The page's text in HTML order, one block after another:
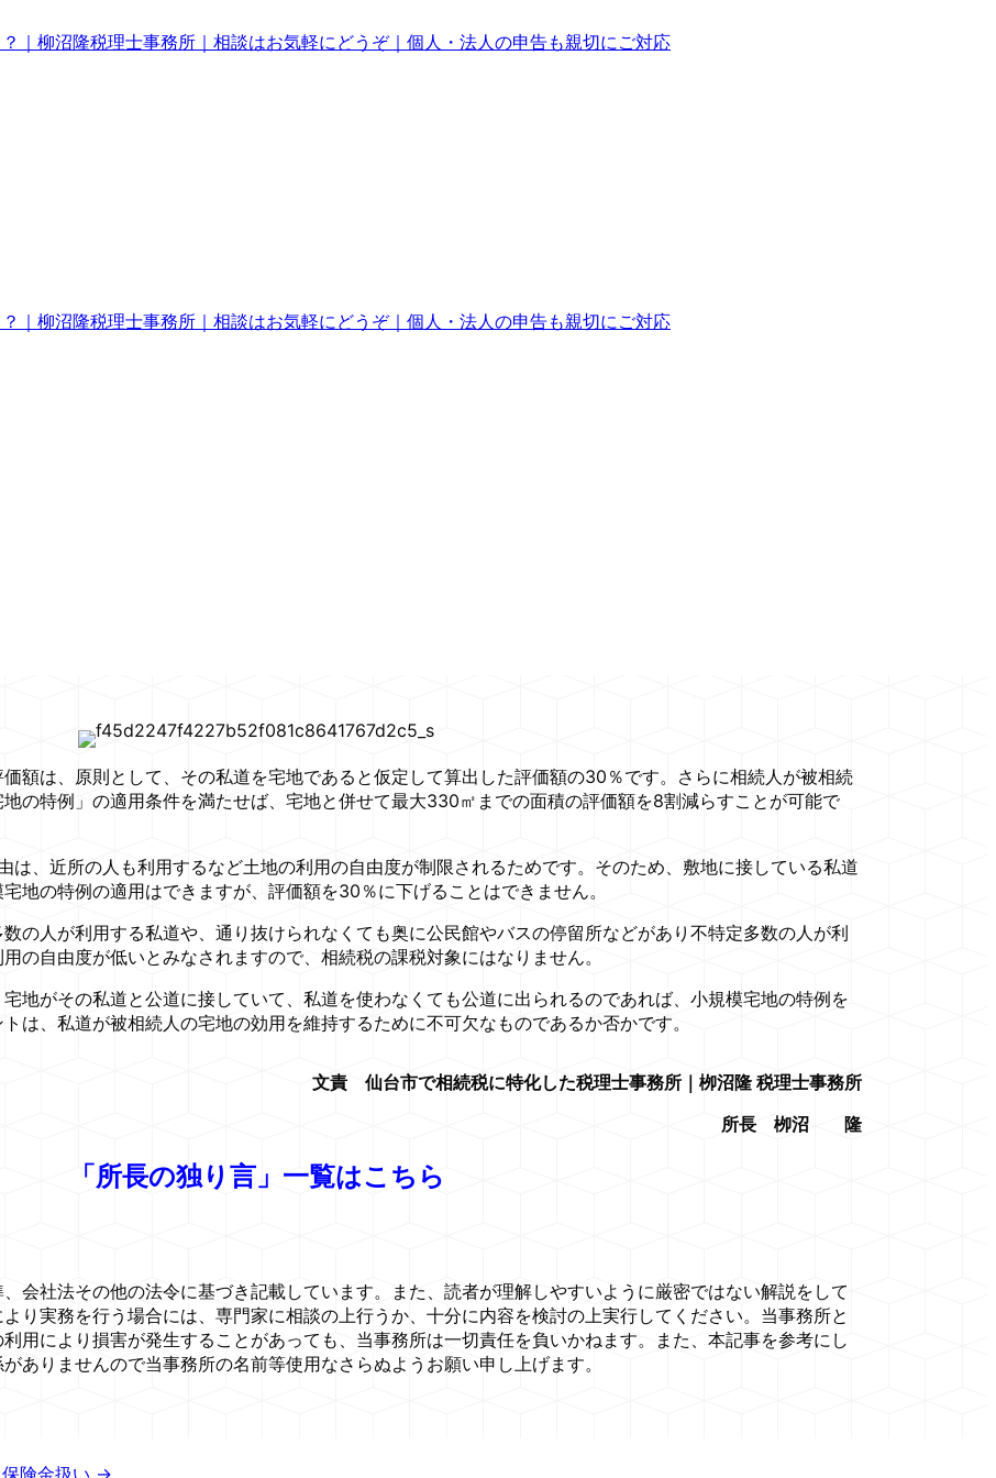
額は、原則として、その私道を宅地であると仮定して算出した評価額の30％です。さらに相続人が被相続
の特例」の適用条件を満たせば、宅地と併せて最大330㎡までの面積の評価額を8割減らすことが可能で
、近所の人も利用するなど土地の利用の自由度が制限されるためです。そのため、敷地に接している私道
地の特例の適用はできますが、評価額を30％に下げることはできません。
の人が利用する私道や、通り抜けられなくても奥に公民館やバスの停留所などがあり不特定多数の人が利
の自由度が低いとみなされますので、相続税の課税対象にはなりません。
地がその私道と公道に接していて、私道を使わなくても公道に出られるのであれば、小規模宅地の特例を
は、私道が被相続人の宅地の効用を維持するために不可欠なものであるか否かです。
文責 仙台市で相続税に特化した税理士事務所｜栁沼隆 税理士事務所
所長 栁沼 隆
「所長の独り言」一覧はこちら
会社法その他の法令に基づき記載しています。また、読者が理解しやすいように厳密ではない解説をして
り実務を行う場合には、専門家に相談の上行うか、十分に内容を検討の上実行してください。当事務所と
用により損害が発生することがあっても、当事務所は一切責任を負いかねます。また、本記事を参考にし
ありませんので当事務所の名前等使用なさらぬようお願い申し上げます。
険金扱い →